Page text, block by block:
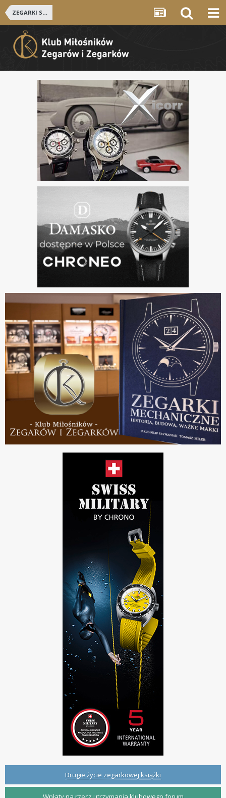
ZEGARKI SZWAJCARSKIE i NIEMIECKIE
Drugie życie zegarkowej książki